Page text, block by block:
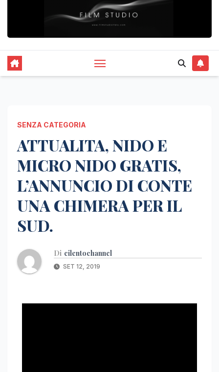
SENZA CATEGORIA
ATTUALITA, NIDO E
MICRO NIDO GRATIS,
L’ANNUNCIO DI CONTE
UNA CHIMERA PER IL
SUD.
Di cilentochannel
SET 12, 2019